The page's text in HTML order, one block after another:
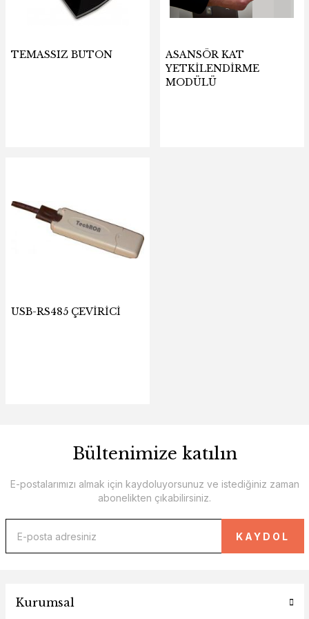
TEMASSIZ BUTON
ASANSÖR KAT
YETKİLENDİRME
MODÜLÜ
USB-RS485 ÇEVİRİCİ
Bültenimize katılın
E-postalarımızı almak için kaydoluyorsunuz ve istediğiniz zaman
abonelikten çıkabilirsiniz.
KAYDOL
Kurumsal
TURNİKE SİSTEMLERİ
YÖNLENDİRME (Küpeşte) SİSTEMLERİ